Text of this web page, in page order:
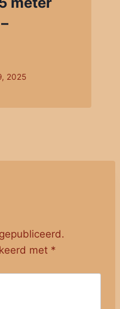
2025
met *